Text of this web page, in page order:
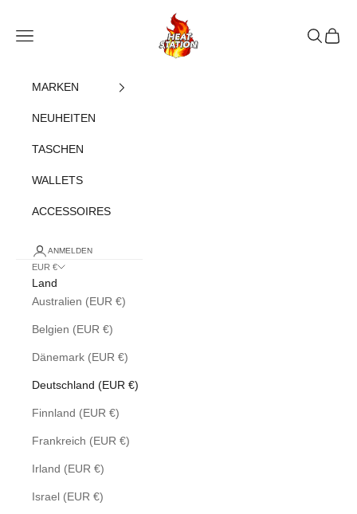
heatstation
Navigationsmenü öffnen
Suche
MARKEN
NEUHEITEN
TASCHEN
WALLETS
ACCESSOIRES
ANMELDEN
EUR €
Land
Australien (EUR €)
Belgien (EUR €)
Dänemark (EUR €)
Deutschland (EUR €)
Finnland (EUR €)
Frankreich (EUR €)
Irland (EUR €)
Israel (EUR €)